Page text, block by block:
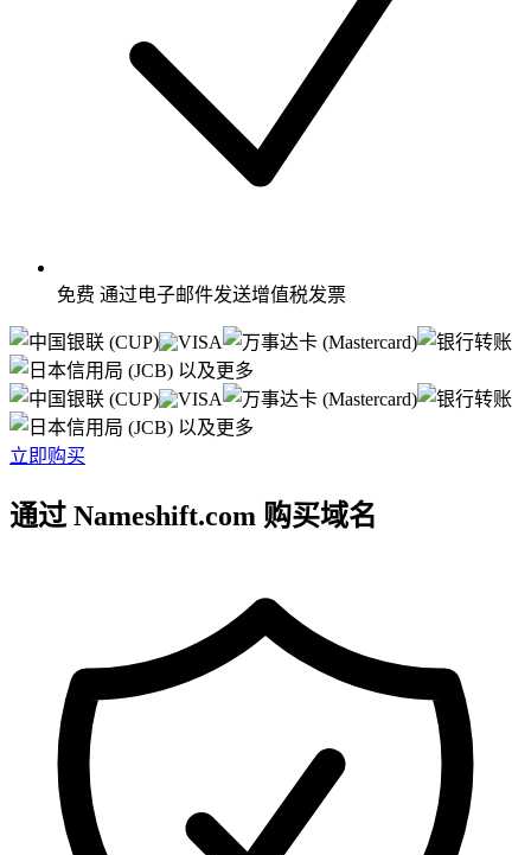
免费 通过电子邮件发送增值税发票
以及更多
以及更多
立即购买
通过 Nameshift.com 购买域名